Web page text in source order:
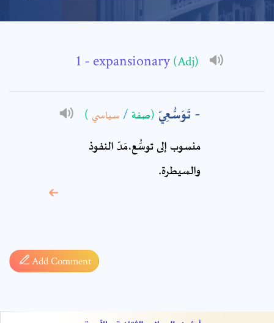
- expansionary (Adj)
تَوَسُّعِيّ (صفة / سياسي )
منسوب إلى توسُّع،مَدّ النفوذ
والسيطرة.
Add Comment
Comment: *